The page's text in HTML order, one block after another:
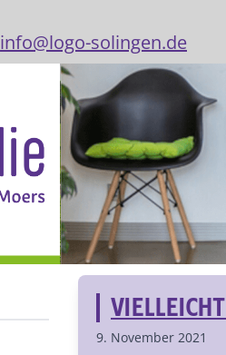
info@logo-solingen.de
9. November 2021